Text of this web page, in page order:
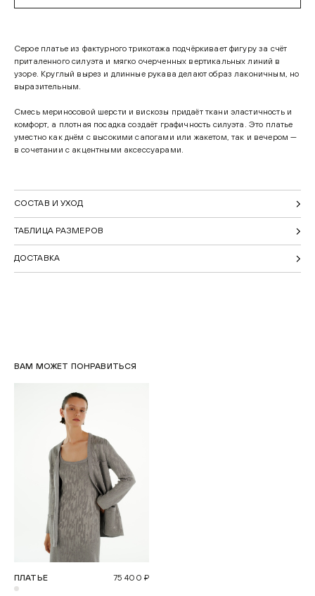
Серое платье из фактурного трикотажа подчёркивает фигуру за счёт
приталенного силуэта и мягко очерченных вертикальных линий в
узоре. Круглый вырез и длинные рукава делают образ лаконичным, но
выразительным.
Смесь мериносовой шерсти и вискозы придаёт ткани эластичность и
комфорт, а плотная посадка создаёт графичность силуэта. Это платье
уместно как днём с высокими сапогами или жакетом, так и вечером —
в сочетании с акцентными аксессуарами.
СОСТАВ И УХОД
ТАБЛИЦА РАЗМЕРОВ
ДОСТАВКА
ВАМ МОЖЕТ ПОНРАВИТЬСЯ
ПЛАТЬЕ 75 400 ₽